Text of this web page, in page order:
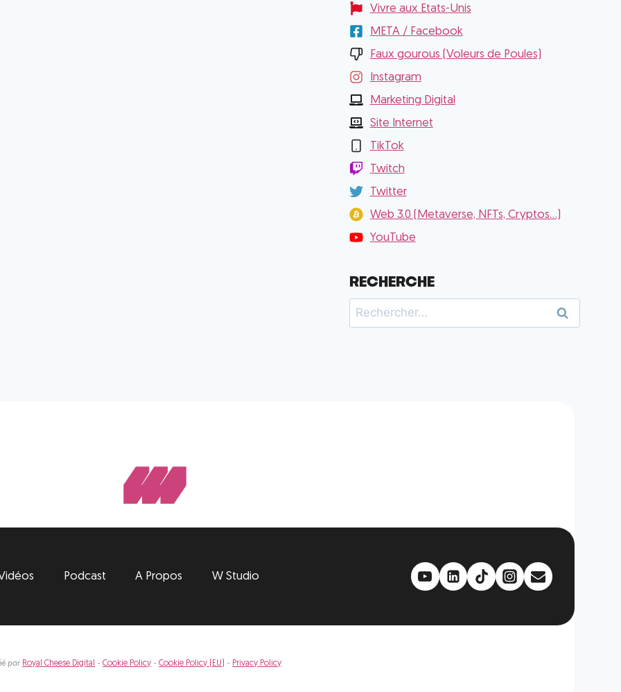
Vivre aux Etats-Unis
META / Facebook
Faux gourous (Voleurs de Poules)
Instagram
Marketing Digital
Site Internet
TikTok
Twitch
Twitter
Web 3.0 (Metaverse, NFTs, Cryptos...)
YouTube
RECHERCHE
Podcast A Propos W Studio
par Royal Cheese Digital -Cookie Policy -Cookie Policy (EU) - Privacy Policy